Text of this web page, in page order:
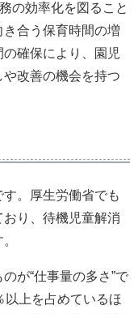
の効率化を図ること
合う保育時間の増
確保により、園児
改善の機会を持つ
。厚生労働省でも
り、待機児童解消
が“仕事量の多さ”で
上を占めているほ